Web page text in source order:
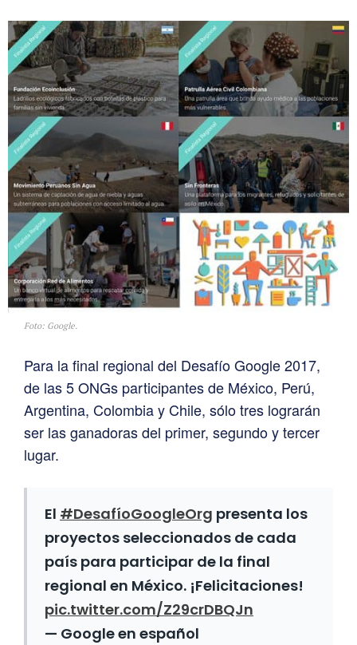
Foto: Google.
Para la final regional del Desafío Google 2017,
de las 5 ONGs participantes de México, Perú,
Argentina, Colombia y Chile, sólo tres lograrán
ser las ganadoras del primer, segundo y tercer
lugar.
El #DesafíoGoogleOrg presenta los
proyectos seleccionados de cada
país para participar de la final
regional en México. ¡Felicitaciones!
pic.twitter.com/Z29crDBQJn
— Google en español